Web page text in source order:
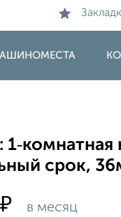
1‑комнатная
срок,
₽ в месяц